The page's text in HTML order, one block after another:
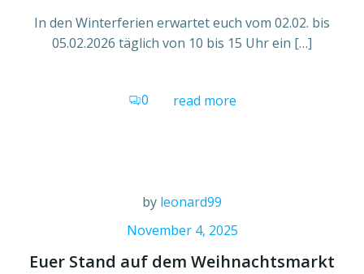
In den Winterferien erwartet euch vom 02.02. bis
05.02.2026 täglich von 10 bis 15 Uhr ein […]
0 read more
by leonard99
November 4, 2025
Euer Stand auf dem Weihnachtsmarkt